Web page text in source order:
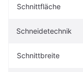
Schnittfläche
Schneidetechnik
Schnittbreite